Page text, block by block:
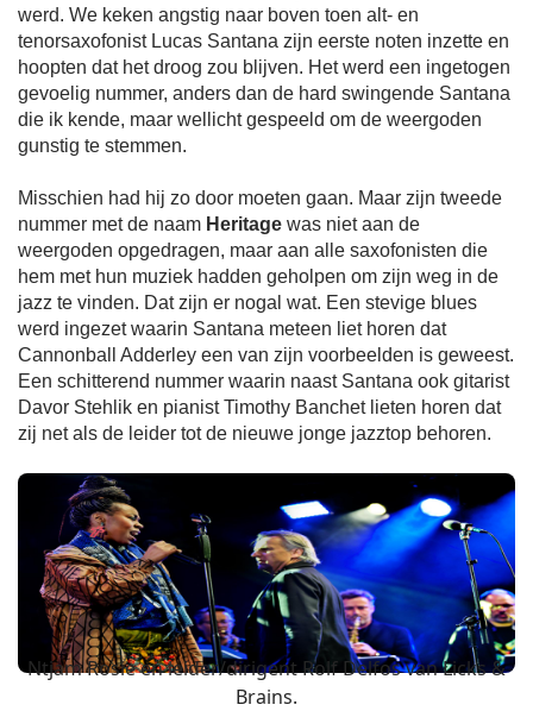
werd. We keken angstig naar boven toen alt- en
tenorsaxofonist Lucas Santana zijn eerste noten inzette en
hoopten dat het droog zou blijven. Het werd een ingetogen
gevoelig nummer, anders dan de hard swingende Santana
die ik kende, maar wellicht gespeeld om de weergoden
gunstig te stemmen.
Misschien had hij zo door moeten gaan. Maar zijn tweede
nummer met de naam Heritage was niet aan de
weergoden opgedragen, maar aan alle saxofonisten die
hem met hun muziek hadden geholpen om zijn weg in de
jazz te vinden. Dat zijn er nogal wat. Een stevige blues
werd ingezet waarin Santana meteen liet horen dat
Cannonball Adderley een van zijn voorbeelden is geweest.
Een schitterend nummer waarin naast Santana ook gitarist
Davor Stehlik en pianist Timothy Banchet lieten horen dat
zij net als de leider tot de nieuwe jonge jazztop behoren.
Ntjam Rosie en leider/dirigent Rolf Delfos van Licks &
Brains.